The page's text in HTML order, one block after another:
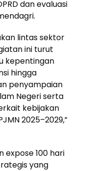
dan evaluasi
lintas sektor
ini turut
kepentingan
hingga
penyampaian
Negeri serta
kebijakan
2025–2029,”
expose 100 hari
yang